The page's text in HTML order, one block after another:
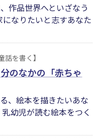
作品世界へといざなう
なりたいと志すあなた
話を書く】
のなかの「赤ちゃ
、絵本を描きたいあな
幼児が読む絵本をつく